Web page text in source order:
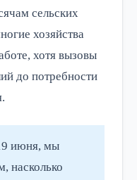
сельских
хозяйства
хотя вызовы
до потребности
июня, мы
насколько